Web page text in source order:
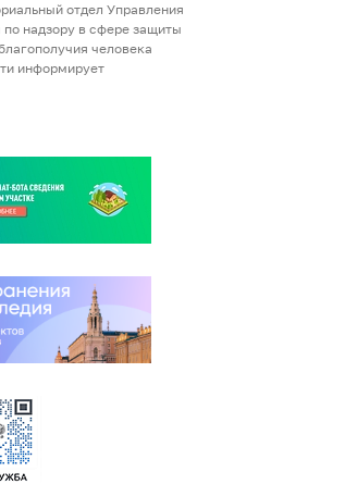
отдел Управления
надзору в сфере защиты
человека
информирует